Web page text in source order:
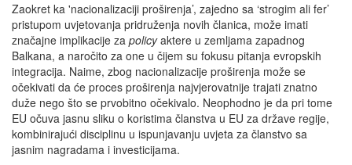
Zaokret ka 'nacionalizaciji proširenja’, zajedno sa ‘strogim ali fer’
pristupom uvjetovanja pridruženja novih članica, može imati
značajne implikacije za policyaktere u zemljama zapadnog
Balkana, a naročito za one u čijem su fokusu pitanja evropskih
integracija. Naime, zbog nacionalizacije proširenja može se
očekivati da će proces proširenja najvjerovatnije trajati znatno
duže nego što se prvobitno očekivalo. Neophodno je da pri tome
EU očuva jasnu sliku o koristima članstva u EU za države regije,
kombinirajući disciplinu u ispunjavanju uvjeta za članstvo sa
jasnim nagradama i investicijama.